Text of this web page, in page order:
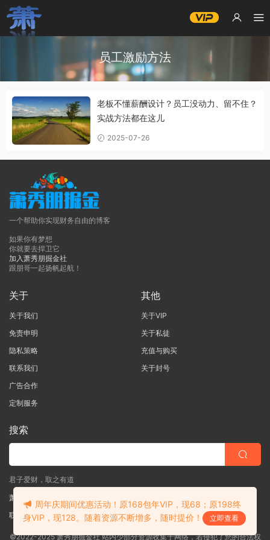
员工激励方法
老板不懂薪酬设计？员工没动力、留不住？
实战方法都在这儿
2025-07-26
一个帮助你实现财务自由的博客
如果你有梦想
你就要去捍卫它
加入萧秀朋掘金社
跟朋哥一起扬帆起航！
关于
关于我们
免责申明
隐私策略
联系我们
广告合作
定制服务
其他
关于VIP
关于私徒
充值与购买
关于封号
搜索
君子爱财，取之有道
萧秀朋掘金社
联系客服(说明需求，勿问在否)
©2022-2025 萧秀朋掘金社 站内少部分资源收集于网络，若侵犯了您的合法权
周年庆期间优惠活动！原168包年VIP，现68；原198终
身VIP，现128。随着资源不断增多，随时提价！
立即查看